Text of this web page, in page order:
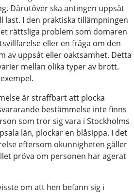
Därutöver ska antingen uppsåt
last. I den praktiska tillämpningen
rättsliga problem som domaren
eller en fråga om den
av uppsåt eller oaktsamhet. Detta
mellan olika typer av brott.
är straffbart att plocka
bestämmelse inte finns
som tror sig vara i Stockholms
län, plockar en blåsippa. I det
eftersom okunnigheten gäller
pröva om personen har agerat
om att hen befann sig i